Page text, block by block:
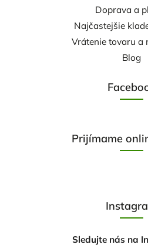
Doprava a
Najčastejšie
Vrátenie tovaru a
Blog
Prijímame
Sledujte nás na